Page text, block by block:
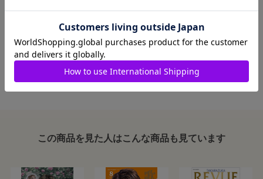
■ブロマイドに不良がございましたら、良品と交換いたしますの
で、お手数ですが弊社カスタマーセンターへご連絡ください。
1608014-012
この商品を見た人はこんな商品も見ています